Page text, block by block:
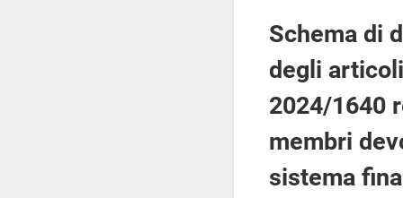
Schema di
degli
2024/1640
membri
sistema